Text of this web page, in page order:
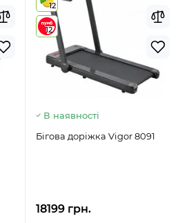
12
12
В наявності
Бігова доріжка Vigor 8091
18199 грн.